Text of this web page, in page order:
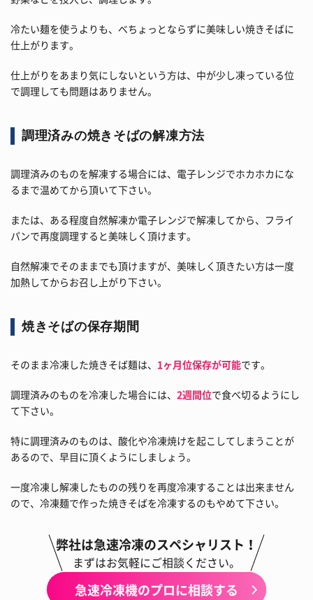
冷たい麺を使うよりも、べちょっとならずに美味しい焼きそばに
仕上がります。
仕上がりをあまり気にしないという方は、中が少し凍っている位
で調理しても問題はありません。
調理済みの焼きそばの解凍方法
調理済みのものを解凍する場合には、電子レンジでホカホカにな
るまで温めてから頂いて下さい。
または、ある程度自然解凍か電子レンジで解凍してから、フライ
パンで再度調理すると美味しく頂けます。
自然解凍でそのままでも頂けますが、美味しく頂きたい方は一度
加熱してからお召し上がり下さい。
焼きそばの保存期間
そのまま冷凍した焼きそば麺は、 1ヶ月位保存が可能です。
調理済みのものを冷凍した場合には、 2週間位で食べ切るようにし
て下さい。
特に調理済みのものは、酸化や冷凍焼けを起こしてしまうことが
あるので、早目に頂くようにしましょう。
一度冷凍し解凍したものの残りを再度冷凍することは出来ません
ので、冷凍麺で作った焼きそばを冷凍するのもやめて下さい。
弊社は急速冷凍のスペシャリスト！
まずはお気軽にご相談ください。
急速冷凍機のプロに相談する